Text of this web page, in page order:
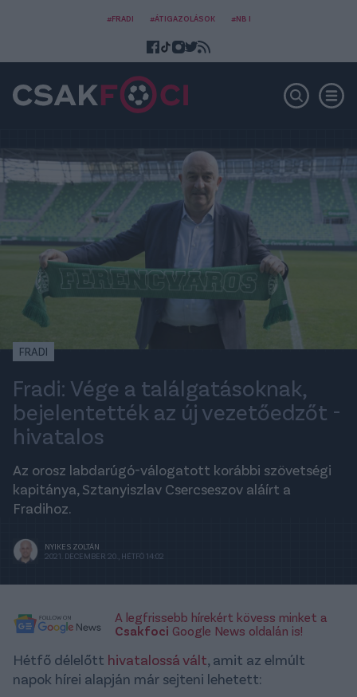
#FRADI #ÁTIGAZOLÁSOK #NB I
FRADI
Fradi: Vége a találgatásoknak,
bejelentették az új vezetőedzőt -
hivatalos
Az orosz labdarúgó-válogatott korábbi szövetségi
kapitánya, Sztanyiszlav Csercseszov aláírt a
Fradihoz.
NYIKES ZOLTÁN
2021. DECEMBER 20., HÉTFŐ 14:02
A legfrissebb hírekért kövess minket a
Csakfoci Google News oldalán is!
Hétfő délelőtt hivatalossá vált, amit az elmúlt
napok hírei alapján már sejteni lehetett: